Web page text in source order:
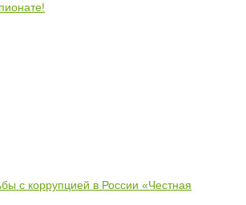
с коррупцией в России «Честная